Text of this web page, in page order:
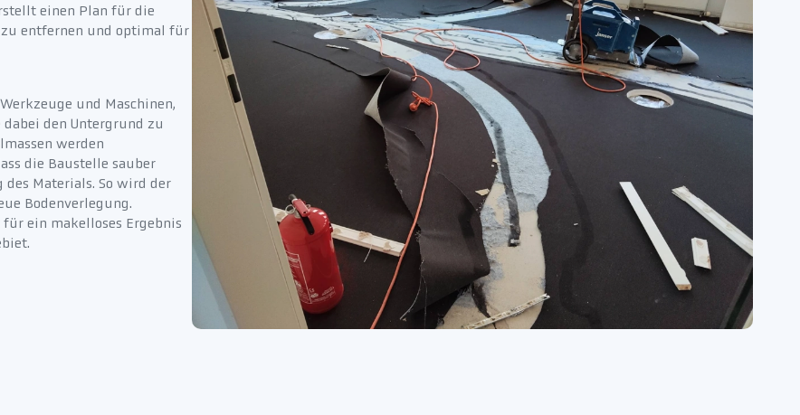
einen Plan für die
entfernen und optimal für
und Maschinen,
den Untergrund zu
werden
die Baustelle sauber
Materials. So wird der
Bodenverlegung.
ein makelloses Ergebnis